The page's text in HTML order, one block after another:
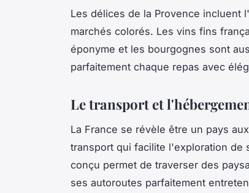
Les délices de la Provence incluent
marchés colorés. Les vins fins
éponyme et les bourgognes sont
parfaitement chaque repas avec
Le transport et
La France se révèle être un pays
transport qui facilite l'exploration de
conçu permet de traverser des
ses autoroutes parfaitement